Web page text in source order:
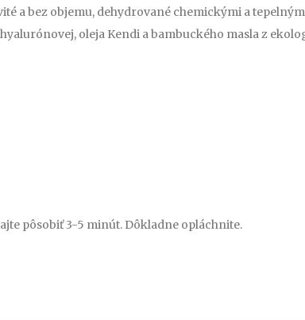
a bez objemu, dehydrované chemickými a
oleja Kendi a bambuckého masla z
pôsobiť 3-5 minút. Dôkladne opláchnite.